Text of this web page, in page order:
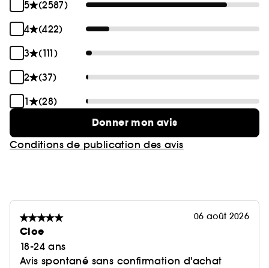
5
(2587)
4
(422)
3
(111)
2
(37)
1
(28)
Donner mon avis
Conditions de publication des avis
06 août 2026
Cloe
18-24 ans
Avis spontané sans confirmation d'achat